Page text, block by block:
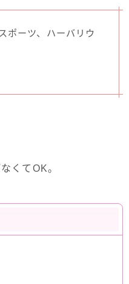
ポーツ、ハーバリウ
くてOK。